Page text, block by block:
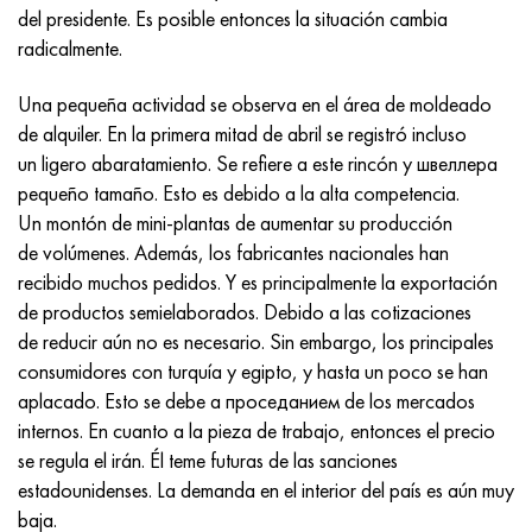
del presidente. Es posible entonces la situación cambia
radicalmente.
Una pequeña actividad se observa en el área de moldeado
de alquiler. En la primera mitad de abril se registró incluso
un ligero abaratamiento. Se refiere a este rincón y швеллера
pequeño tamaño. Esto es debido a la alta competencia.
Un montón de mini-plantas de aumentar su producción
de volúmenes. Además, los fabricantes nacionales han
recibido muchos pedidos. Y es principalmente la exportación
de productos semielaborados. Debido a las cotizaciones
de reducir aún no es necesario. Sin embargo, los principales
consumidores con turquía y egipto, y hasta un poco se han
aplacado. Esto se debe a проседанием de los mercados
internos. En cuanto a la pieza de trabajo, entonces el precio
se regula el irán. Él teme futuras de las sanciones
estadounidenses. La demanda en el interior del país es aún muy
baja.
Incotherm
Jette M152
Cobalto 6B
maraging 250
René 41
Maraging 300
Maraging 350
MP35N
47ND
49KF
49K2F, 49K2FA-VI
Aleación 50N
Aleación 50NP
50NHS
Aleación 52N
52K12F
HN62VMYUT
HN63MB
XN65VM
KhN65VMTYu
KhN67MVTYu
KhN68VKTYU
KhN68VMTYUK-vd
KhN70VMTYu
VT-35
PT-3V
PT-7M
2B
SPT-2 sv
A LAS 3
3M
TL3
1.4466 - AISI 310MoLn
15-7Ph® - 1.4532
PH 13-8 meses - 1.4534
1.4542 - 17-4Ph®
Custom 455® - 1.4543 - uns s45500
1.4545 - 15-5Ph®
1.4548 - 17-4Ph®
1.4550 - AISI 347
10X17H13M3T
11X11N2V2MF
12Х18Н9Т
13X11N2V2MF
15x11mf
15х12vnmf
15Х12Н2MVFAB
15X16K5N2MVFAB
2,0872, CuNi10Fe1Mn, Cw352h
CW301G, C64200
bronce de silicio
C65500, CuAl11Fe3
C65620, CuSi3Fe2Zn3
C65100, CuSi1.5
Bronce estaño-plomo
c92200, CuSn6Zn4Pb2
latón rojo
C83600, CuSn5ZnPb
45G2, 45g2, AISI 1144
10g2, 10g2, AISI 1513
12X2H4A, 15NiCr13, 1.5752
AC14, 11SMnPb30
20G, 20mn5
20XH3A, AISI 4320, 20hn3a
20HM, 24CrMo5, 20hm
25KhGM, 20CrMo5, 1.7264
Р6М5, 1.3343, hs6-5-2, sw7m
R6M5F3, 1.3344, hs6-5-3
9М4К8,1.3207
R12F3, 1.3318, sw12
P18, 1,3355, hs18-0-1, sw18
Acero carbono
10,1.1645, C105W1
11G12, 110G13L, X120Mn12